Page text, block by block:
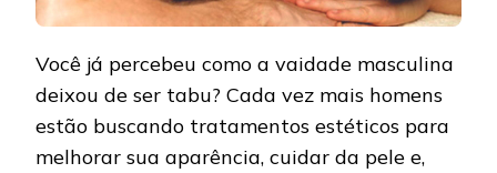
Você já percebeu como a vaidade masculina
deixou de ser tabu? Cada vez mais homens
estão buscando tratamentos estéticos para
melhorar sua aparência, cuidar da pele e,